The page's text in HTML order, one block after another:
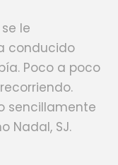
le
conducido
Poco a poco
sencillamente
Nadal, SJ.